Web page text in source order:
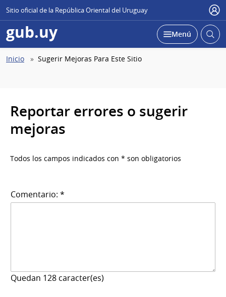
Sitio oficial de la República Oriental del Uruguay
gub.uy Abierta
Desplegar
Menú Abrir
Ruta
Inicio Sugerir Mejoras Para Este Sitio
Reportar errores o sugerir
mejoras
Todos los campos indicados con * son obligatorios
Comentario: *
Quedan 128 caracter(es)